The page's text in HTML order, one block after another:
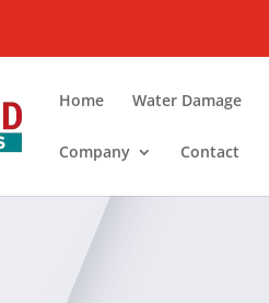
Home Water Damage
Company Contact